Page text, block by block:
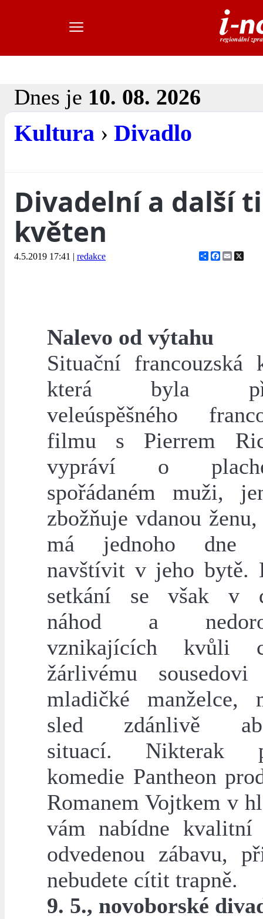
Dnes je 10. 08. 2026
Kultura › Divadlo
Divadelní a další
květen
4.5.2019 17:41 | redakce ShareFacebook
Email
Nalevo od výtahu
Situační francouzská
která byla
veleúspěšného
filmu s Pierrem
vypráví o
spořádaném muži,
zbožňuje vdanou
má jednoho dne
navštívit v jeho bytě.
setkání se však v
náhod a
vznikajících kvůli
žárlivému
mladičké manželce,
sled zdánlivě
situací. Nikterak
komedie Pantheon
Romanem Vojtkem v
vám nabídne kvalitní
odvedenou zábavu,
nebudete cítit trapně.
9. 5., novoborské